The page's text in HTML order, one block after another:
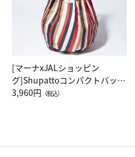
[マーナxJALショッピン
グ]Shupattoコンパクトバッグ
Drop JAL客室乗務員（LC）ス
3,960円 （税込）